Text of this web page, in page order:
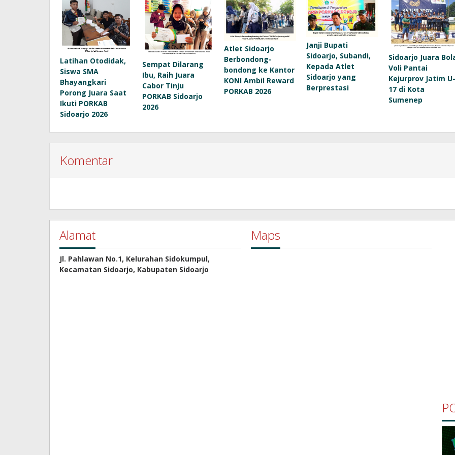
Latihan Otodidak,
Siswa SMA
Bhayangkari
Porong Juara Saat
Ikuti PORKAB
Sidoarjo 2026
Sempat Dilarang
Ibu, Raih Juara
Cabor Tinju
PORKAB Sidoarjo
2026
Atlet Sidoarjo
Berbondong-
bondong ke Kantor
KONI Ambil Reward
PORKAB 2026
Janji Bupati
Sidoarjo, Subandi,
Kepada Atlet
Sidoarjo yang
Berprestasi
Sidoarjo Juara
Voli Pantai
Kejurprov Jatim U-
17 di Kota
Sumenep
Komentar
Alamat
Jl. Pahlawan No.1, Kelurahan Sidokumpul,
Kecamatan Sidoarjo, Kabupaten Sidoarjo
Maps